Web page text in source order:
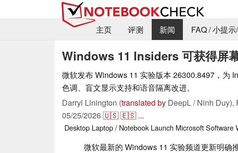
主页
评测 新闻 FAQ / 小提
Windows 11 Insiders 可获得屏
微软发布 Windows 11 实验版本 26300.8497，为
色调、盲文显示支持和语音隔离改进。
Darryl Linington (translated by DeepL / Ninh Duy),
05/25/2026🇺🇸🇪🇸 ...
Desktop Laptop / Notebook Launch MicrosoftSoftware
微软最新的 Windows 11 实验频道更新明确